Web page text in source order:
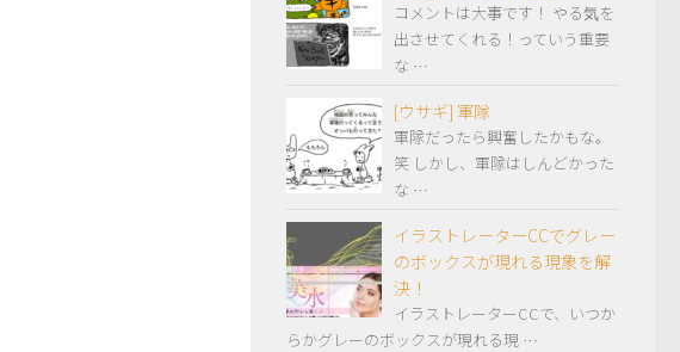
コメントは大事です！ やる気を
出させてくれる！っていう重要
な …
[ウサギ] 軍隊
軍隊だったら興奮したかもな。
笑 しかし、軍隊はしんどかった
な …
イラストレーターCCでグレー
のボックスが現れる現象を解
決！
イラストレーターCCで、いつか
らかグレーのボックスが現れる現 …